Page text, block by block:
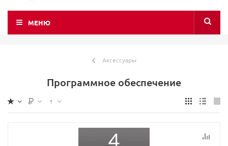
МЕНЮ
Аксессуары
Программное обеспечение